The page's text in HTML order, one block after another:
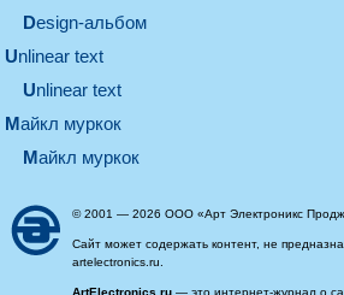
design-альбом
unlinear text
Unlinear text
майкл муркок
майкл муркок
© 2001 — 2026 ООО «Арт Электроникс
Сайт может содержать контент, не
artelectronics.ru.
ArtElectronics.ru — это интернет-журнал о